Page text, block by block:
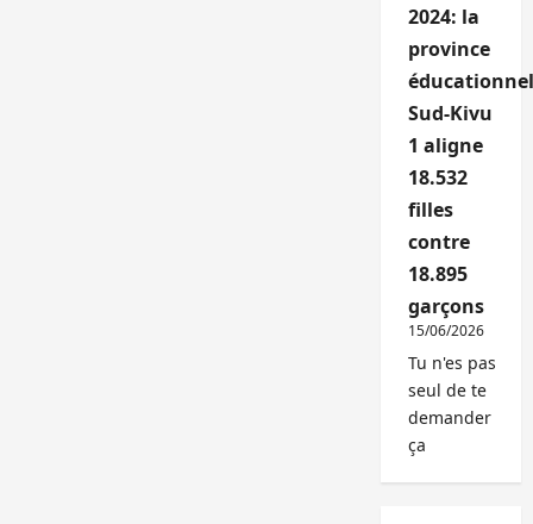
2024: la
province
Sud-Kivu
1 aligne
18.532
filles
contre
18.895
garçons
15/06/2026
Tu n'es pas
seul de te
demander
ça